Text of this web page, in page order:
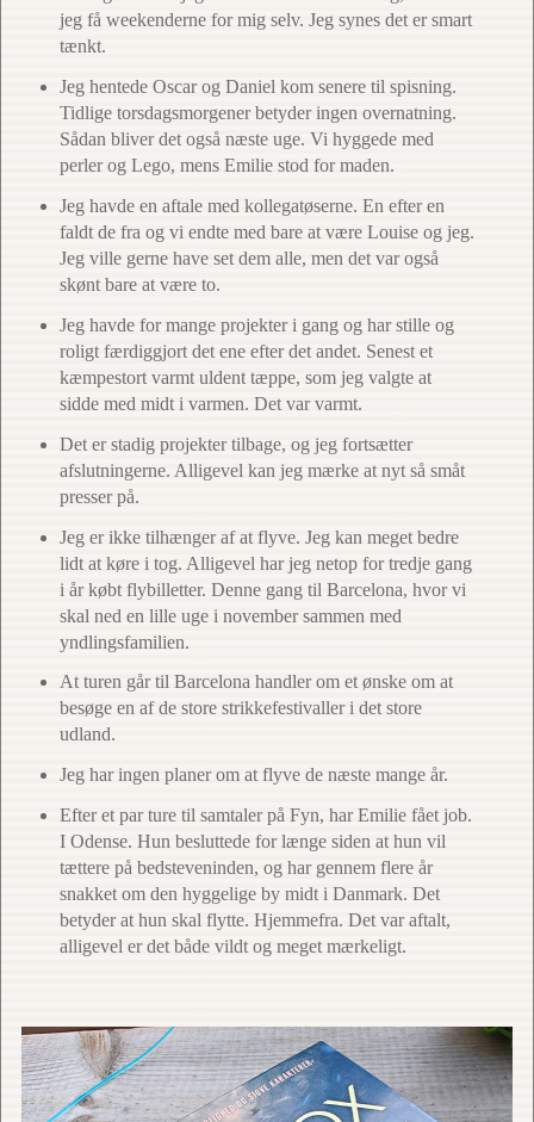
jeg få weekenderne for mig selv. Jeg synes det er smart
tænkt.
Jeg hentede Oscar og Daniel kom senere til spisning.
Tidlige torsdagsmorgener betyder ingen overnatning.
Sådan bliver det også næste uge. Vi hyggede med
perler og Lego, mens Emilie stod for maden.
Jeg havde en aftale med kollegatøserne. En efter en
faldt de fra og vi endte med bare at være Louise og jeg.
Jeg ville gerne have set dem alle, men det var også
skønt bare at være to.
Jeg havde for mange projekter i gang og har stille og
roligt færdiggjort det ene efter det andet. Senest et
kæmpestort varmt uldent tæppe, som jeg valgte at
sidde med midt i varmen. Det var varmt.
Det er stadig projekter tilbage, og jeg fortsætter
afslutningerne. Alligevel kan jeg mærke at nyt så småt
presser på.
Jeg er ikke tilhænger af at flyve. Jeg kan meget bedre
lidt at køre i tog. Alligevel har jeg netop for tredje gang
i år købt flybilletter. Denne gang til Barcelona, hvor vi
skal ned en lille uge i november sammen med
yndlingsfamilien.
At turen går til Barcelona handler om et ønske om at
besøge en af de store strikkefestivaller i det store
udland.
Jeg har ingen planer om at flyve de næste mange år.
Efter et par ture til samtaler på Fyn, har Emilie fået job.
I Odense. Hun besluttede for længe siden at hun vil
tættere på bedsteveninden, og har gennem flere år
snakket om den hyggelige by midt i Danmark. Det
betyder at hun skal flytte. Hjemmefra. Det var aftalt,
alligevel er det både vildt og meget mærkeligt.